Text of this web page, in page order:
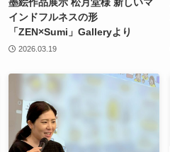
インドフルネスの形
「ZEN×Sumi」Galleryより
2026.03.19